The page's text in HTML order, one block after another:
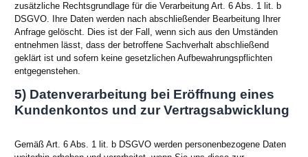
zusätzliche Rechtsgrundlage für die Verarbeitung Art. 6 Abs. 1 lit. b
DSGVO. Ihre Daten werden nach abschließender Bearbeitung Ihrer
Anfrage gelöscht. Dies ist der Fall, wenn sich aus den Umständen
entnehmen lässt, dass der betroffene Sachverhalt abschließend
geklärt ist und sofern keine gesetzlichen Aufbewahrungspflichten
entgegenstehen.
5) Datenverarbeitung bei Eröffnung eines
Kundenkontos und zur Vertragsabwicklung
Gemäß Art. 6 Abs. 1 lit. b DSGVO werden personenbezogene Daten